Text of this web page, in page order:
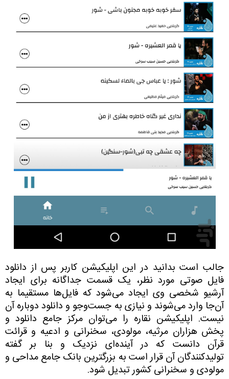
جالب است بدانید در این اپلیکیشن کاربر پس از دانلود
فایل صوتی مورد نظر، یک قسمت جداگانه برای ایجاد
آرشیو شخصی وی ایجاد می‌شود که فایل‌ها مستقیما به
آن‌جا وارد می‌شوند و نیازی به جست‌وجو و دانلود دوباره آن
نیست. اپلیکیشن نقاره را می‌توان مرکز جامع دانلود و
پخش هزاران مرثیه، مولودی، سخنرانی و ادعیه و قرائت
قرآن دانست که در آینده‌ای نزدیک و بنا بر گفته
تولیدکنندگان آن قرار است به بزرگترین بانک جامع مداحی و
مولودی و سخنرانی کشور تبدیل شود.